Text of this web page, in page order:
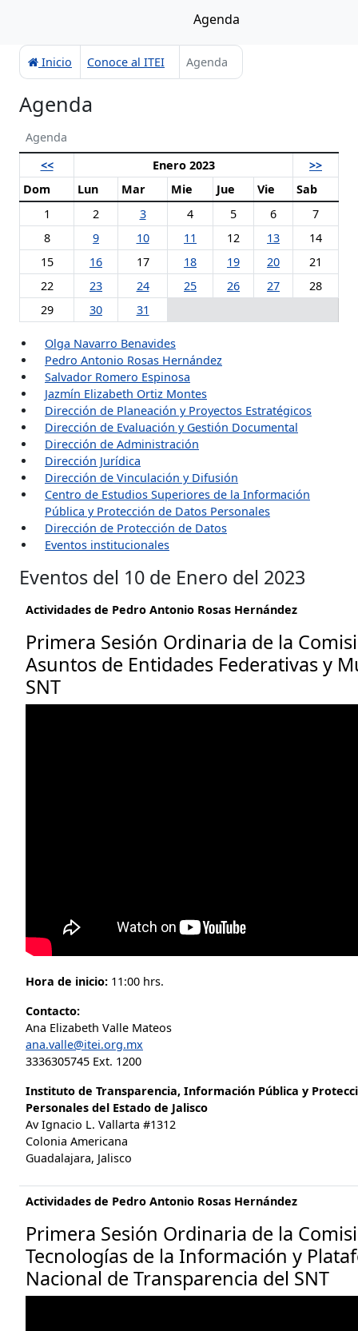
Agenda
Inicio Conoce al ITEI Agenda
Agenda
Agenda
<<
Enero 2023
>>
Dom
Lun Mar Mie Jue Vie
Sab
1
2 3 4 5 6
7
8
9 10 11 12 13
14
15
16 17 18 19 20
21
22
23 24 25 26 27
28
29
30 31
Olga Navarro Benavides
Pedro Antonio Rosas Hernández
Salvador Romero Espinosa
Jazmín Elizabeth Ortiz Montes
Dirección de Planeación y Proyectos Estratégicos
Dirección de Evaluación y Gestión Documental
Dirección de Administración
Dirección Jurídica
Dirección de Vinculación y Difusión
Centro de Estudios Superiores de la Información
Pública y Protección de Datos Personales
Dirección de Protección de Datos
Eventos institucionales
Eventos del 10 de Enero del 2023
Actividades de Pedro Antonio Rosas Hernández
Primera Sesión Ordinaria de la
Asuntos de Entidades Federativas y
SNT
Hora de inicio: 11:00 hrs.
Contacto:
Ana Elizabeth Valle Mateos
ana.valle@itei.org.mx
3336305745 Ext. 1200
Instituto de Transparencia, Información Pública y
Personales del Estado de Jalisco
Av Ignacio L. Vallarta #1312
Colonia Americana
Guadalajara, Jalisco
Actividades de Pedro Antonio Rosas Hernández
Primera Sesión Ordinaria de la
Tecnologías de la Información y
Nacional de Transparencia del SNT